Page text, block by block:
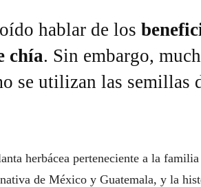
hablar de los
chía. Sin embargo,
se utilizan las semillas
herbácea perteneciente a la
de México y Guatemala, y la